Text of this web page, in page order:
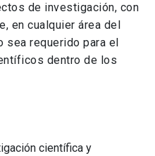
de investigación, con
en cualquier área del
sea requerido para el
dentro de los
científica y